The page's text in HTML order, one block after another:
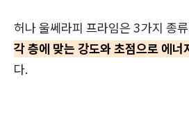
허나 울쎄라피 프라임은 3가지 종
각 층에 맞는 강도와 초점으로 에너
다.